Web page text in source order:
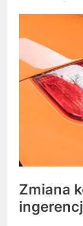
Zmiana